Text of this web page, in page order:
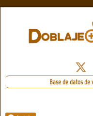
Base de datos de